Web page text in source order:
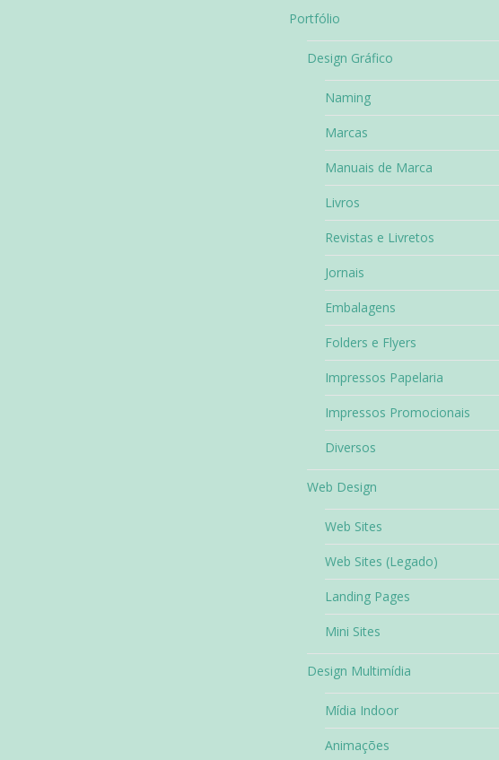
Portfólio
Design Gráfico
Naming
Marcas
Manuais de Marca
Livros
Revistas e Livretos
Jornais
Embalagens
Folders e Flyers
Impressos Papelaria
Impressos Promocionais
Diversos
Web Design
Web Sites
Web Sites (Legado)
Landing Pages
Mini Sites
Design Multimídia
Mídia Indoor
Animações